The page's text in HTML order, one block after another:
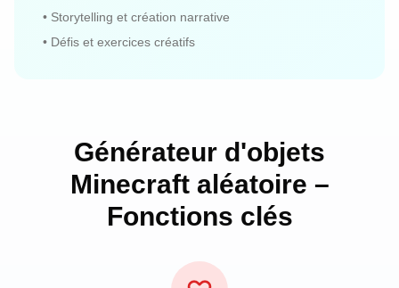
• Storytelling et création narrative
• Défis et exercices créatifs
Générateur d'objets
Minecraft aléatoire –
Fonctions clés